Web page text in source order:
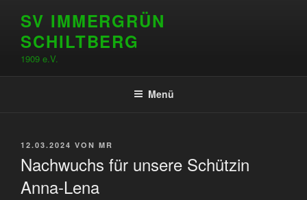
Inhalt
springen
SV IMMERGRÜN
SCHILTBERG
1909 e.V.
Menü
VERÖFFENTLICHT
12.03.2024 VON MR
Nachwuchs für unsere Schützin
Anna-Lena